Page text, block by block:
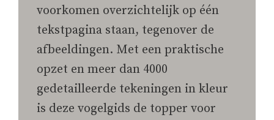
voorkomen overzichtelijk op één
tekstpagina staan, tegenover de
afbeeldingen. Met een praktische
opzet en meer dan 4000
gedetailleerde tekeningen in kleur
is deze vogelgids de topper voor